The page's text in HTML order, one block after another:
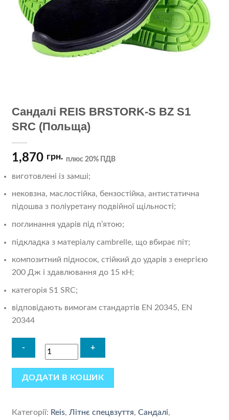
Сандалі REIS BRSTORK-S BZ S1
SRC (Польща)
1,870 грн. плюс 20% ПДВ
виготовлені із замші;
нековзна, маслостійка, бензостійка, антистатична
підошва з поліуретану подвійної щільності;
поглинання ударів під п’ятою;
підкладка з матеріалу cambrelle, що вбирає піт;
композитний підносок, стійкий до ударів з енергією
200 Дж і здавлювання до 15 кН;
категорія S1 SRC;
відповідають вимогам стандартів EN 20345, EN
20344
ДОДАТИ В КОШИК
Категорії: Reis, Літнє спецвзуття,Сандалі,